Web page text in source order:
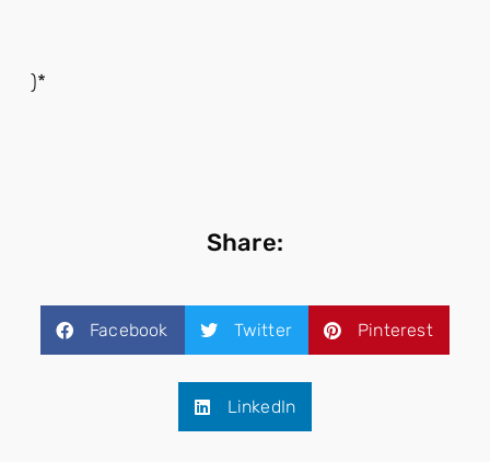
)*
Share:
Facebook Twitter Pinterest
LinkedIn